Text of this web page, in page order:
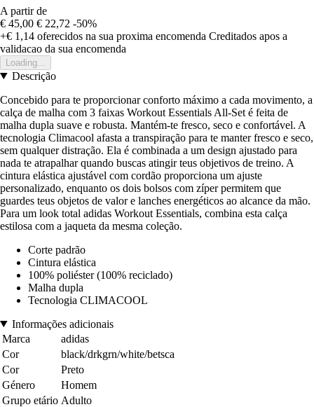
A partir de
€ 45,00 € 22,72 -50%
+€ 1,14 oferecidos na sua proxima encomenda Creditados apos a
validacao da sua encomenda
Loading...
Descrição
Concebido para te proporcionar conforto máximo a cada movimento, a
calça de malha com 3 faixas Workout Essentials All-Set é feita de
malha dupla suave e robusta. Mantém-te fresco, seco e confortável. A
tecnologia Climacool afasta a transpiração para te manter fresco e seco,
sem qualquer distração. Ela é combinada a um design ajustado para
nada te atrapalhar quando buscas atingir teus objetivos de treino. A
cintura elástica ajustável com cordão proporciona um ajuste
personalizado, enquanto os dois bolsos com zíper permitem que
guardes teus objetos de valor e lanches energéticos ao alcance da mão.
Para um look total adidas Workout Essentials, combina esta calça
estilosa com a jaqueta da mesma coleção.
Corte padrão
Cintura elástica
100% poliéster (100% reciclado)
Malha dupla
Tecnologia CLIMACOOL
Informações adicionais
Marca
adidas
Cor
black/drkgrn/white/betsca
Cor
Preto
Género
Homem
Grupo etário Adulto